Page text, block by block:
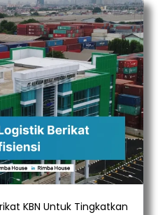
KBN Untuk Tingkatkan